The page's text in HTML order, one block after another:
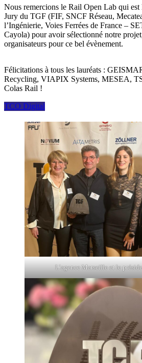
Nous remercions le Rail Open Lab qui
Jury du TGF (FIF, SNCF Réseau,
l’Ingénierie, Voies Ferrées de France –
Cayola) pour avoir sélectionné notre
organisateurs pour ce bel évènement.
Félicitations à tous les lauréats :
Recycling, VIAPIX Systems, MESEA,
Colas Rail !
TCO Digital
L’agence Marseille et le